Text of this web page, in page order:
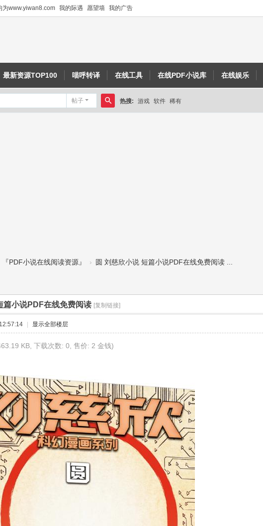
为www.yiwan8.com 我的际遇 愿望墙 我的广告
最新资源TOP100 喵呼转译 在线工具 在线PDF小说库 在线娱乐
帖子
搜
热搜: 游戏 软件 稀有
『PDF小说在线阅读资源』 › 圆 刘慈欣小说 短篇小说PDF在线免费阅读 ...
篇小说PDF在线免费阅读 [复制链接]
显示全部楼层
KB, 下载次数: 0, 售价: 2 金钱)